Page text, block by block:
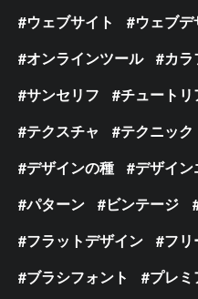
ウェブサイト
ウェブ
オンラインツール
カ
サンセリフ
チュートリ
テクスチャ
テクニック
デザインの種
デザイン
パターン
ビンテージ
フラットデザイン
フリ
ブラシフォント
プレミ